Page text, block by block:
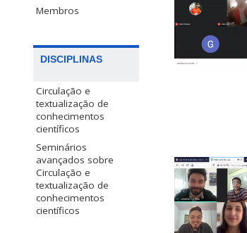
Membros
DISCIPLINAS
Circulação e
textualização de
conhecimentos
científicos
Seminários
avançados sobre
Circulação e
textualização de
conhecimentos
científicos